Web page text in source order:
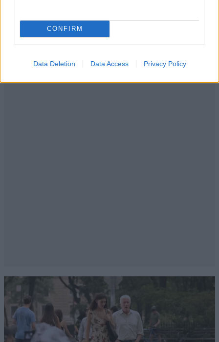
CONFIRM
Data Deletion Data Access Privacy Policy